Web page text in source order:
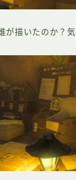
が描いたのか？気